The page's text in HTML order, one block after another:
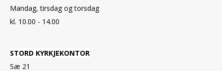
Mandag, tirsdag og torsdag
kl. 10.00 - 14.00
STORD KYRKJEKONTOR
Sæ 21